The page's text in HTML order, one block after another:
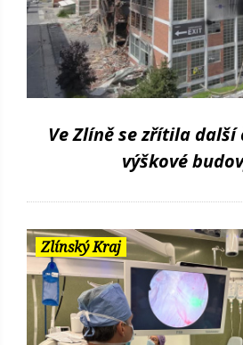
Ve Zlíně se zřítila další
výškové
Zlínský Kraj